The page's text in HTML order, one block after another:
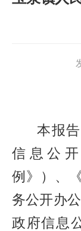
本报
信息公
例》）、
务公开办
政府信息